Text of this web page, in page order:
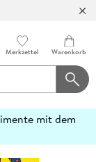
Merkzettel Warenkorb
mit dem